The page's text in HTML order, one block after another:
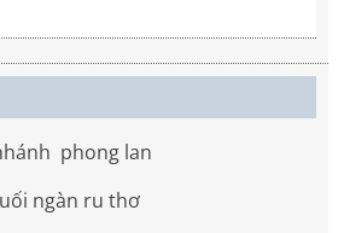
phong lan
ngàn ru thơ